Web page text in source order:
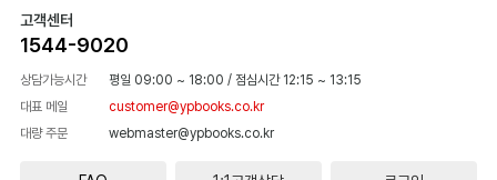
고객센터
1544-9020
상담가능시간 평일 09:00 ~ 18:00 / 점심시간 12:15 ~ 13:15
대표 메일
customer@ypbooks.co.kr
대량 주문
webmaster@ypbooks.co.kr